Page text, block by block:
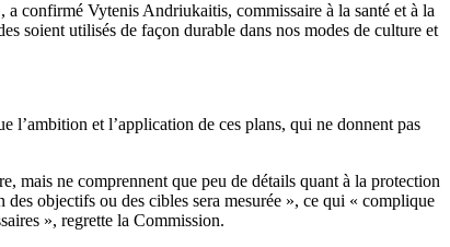
a confirmé Vytenis Andriukaitis, commissaire à la santé et à la
soient utilisés de façon durable dans nos modes de culture et
l’ambition et l’application de ces plans, qui ne donnent pas
mais ne comprennent que peu de détails quant à la protection
des objectifs ou des cibles sera mesurée », ce qui « complique
», regrette la Commission.